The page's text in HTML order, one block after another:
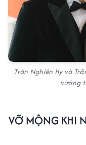
Trần Nghiên Hy và
vướng
VỠ MỘNG KHI